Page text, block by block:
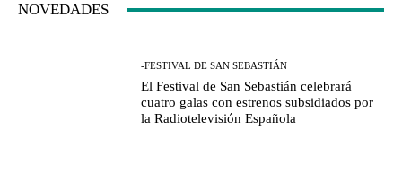
NOVEDADES
-FESTIVAL DE SAN SEBASTIÁN
El Festival de San Sebastián celebrará
cuatro galas con estrenos subsidiados por
la Radiotelevisión Española